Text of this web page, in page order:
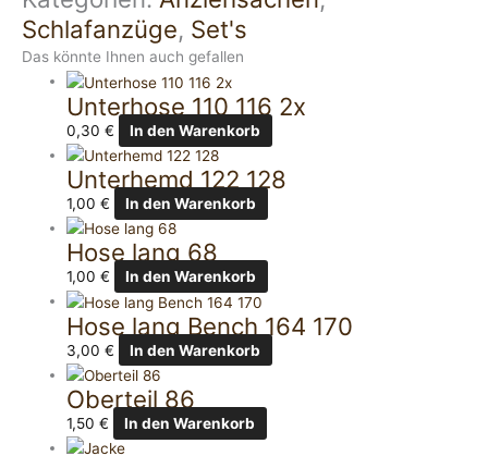
Schlafanzüge, Set's
Das könnte Ihnen auch gefallen
Unterhose 110 116 2x
0,30€ In den Warenkorb
Unterhemd 122 128
1,00€ In den Warenkorb
Hose lang 68
1,00€ In den Warenkorb
Hose lang Bench 164 170
3,00€ In den Warenkorb
Oberteil 86
1,50€ In den Warenkorb